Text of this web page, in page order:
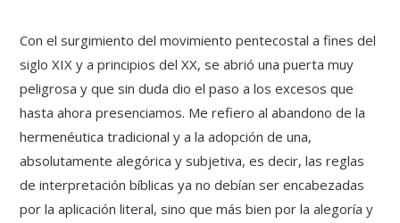
Con el surgimiento del movimiento pentecostal a fines del
siglo XIX y a principios del XX, se abrió una puerta muy
peligrosa y que sin duda dio el paso a los excesos que
hasta ahora presenciamos. Me refiero al abandono de la
hermenéutica tradicional y a la adopción de una,
absolutamente alegórica y subjetiva, es decir, las reglas
de interpretación bíblicas ya no debían ser encabezadas
por la aplicación literal, sino que más bien por la alegoría y